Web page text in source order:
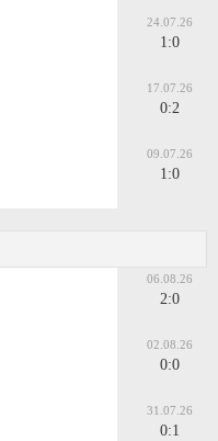
24.07.26
1:0
17.07.26
0:2
09.07.26
1:0
06.08.26
2:0
02.08.26
0:0
31.07.26
0:1